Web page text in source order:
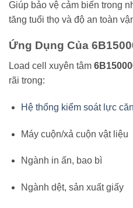
Giúp bảo vệ cảm biến trong
tăng tuổi thọ và độ an toàn
Ứng Dụng Của
Load cell xuyên tâm
rãi trong:
Hệ thống kiểm soát lực
Máy cuộn/xả cuộn vật liệu
Ngành in ấn, bao bì
Ngành dệt, sản xuất giấy